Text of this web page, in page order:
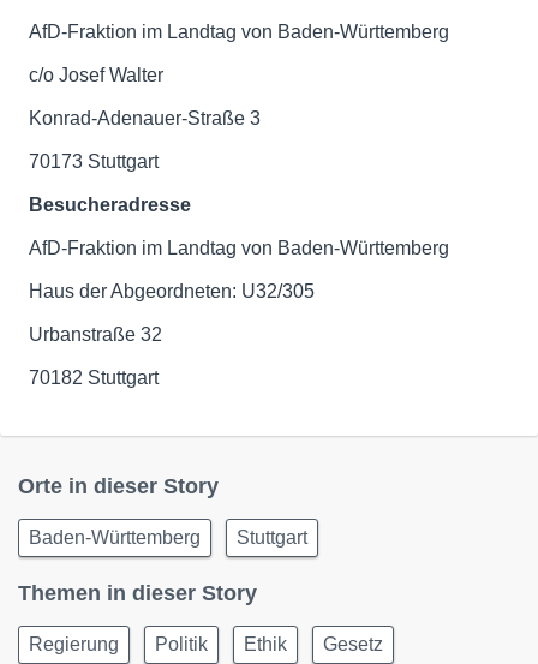
AfD-Fraktion im Landtag von Baden-Württemberg
c/o Josef Walter
Konrad-Adenauer-Straße 3
70173 Stuttgart
Besucheradresse
AfD-Fraktion im Landtag von Baden-Württemberg
Haus der Abgeordneten: U32/305
Urbanstraße 32
70182 Stuttgart
Orte in dieser Story
Baden-Württemberg Stuttgart
Themen in dieser Story
Regierung Politik Ethik Gesetz